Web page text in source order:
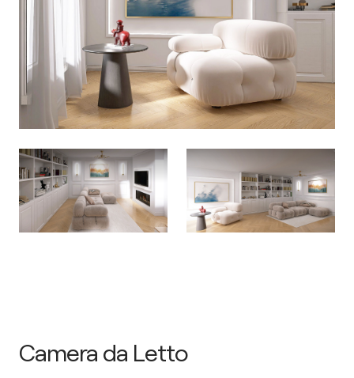
Camera da Letto